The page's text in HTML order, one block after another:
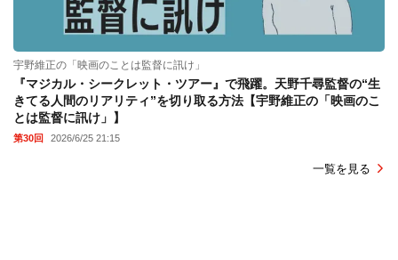
宇野維正の「映画のことは監督に訊け」
『マジカル・シークレット・ツアー』で飛躍。天野千尋監督の“生
きてる人間のリアリティ”を切り取る方法【宇野維正の「映画のこ
とは監督に訊け」】
第30回 2026/6/25 21:15
一覧を見る